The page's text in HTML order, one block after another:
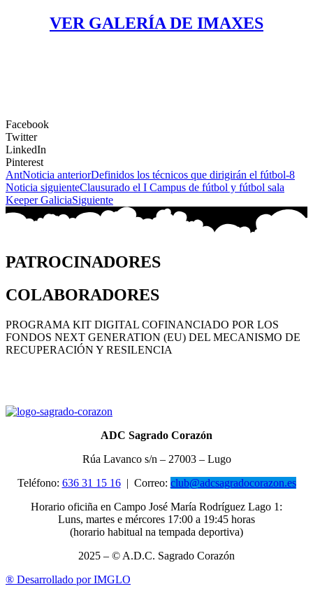
VER GALERÍA DE IMAXES
Facebook
Twitter
LinkedIn
Pinterest
AntNoticia anteriorDefinidos los técnicos que dirigirán el fútbol-8
Noticia siguienteClausurado el I Campus de fútbol y fútbol sala
Keeper GaliciaSiguiente
PATROCINADORES
COLABORADORES
PROGRAMA KIT DIGITAL COFINANCIADO POR LOS
FONDOS NEXT GENERATION (EU) DEL MECANISMO DE
RECUPERACIÓN Y RESILENCIA
ADC Sagrado Corazón
Rúa Lavanco s/n – 27003 – Lugo
Teléfono: 636 31 15 16| Correo: club@adcsagradocorazon.es
Horario oficiña en Campo José María Rodríguez Lago 1:
Luns, martes e mércores 17:00 a 19:45 horas
(horario habitual na tempada deportiva)
2025 – © A.D.C. Sagrado Corazón
® Desarrollado por IMGLO